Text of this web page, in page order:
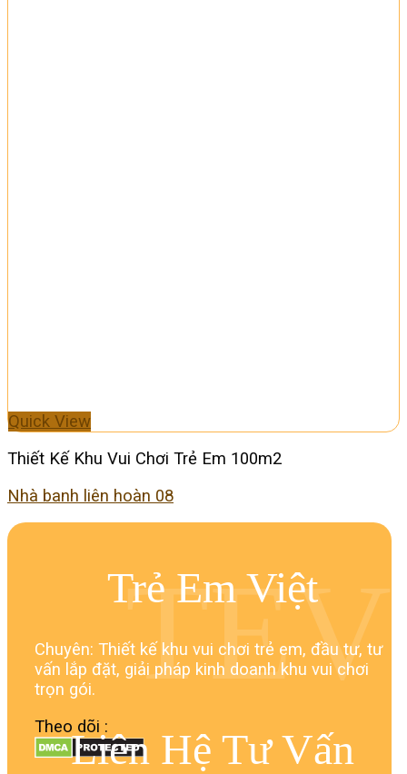
Quick View
Thiết Kế Khu Vui Chơi Trẻ Em 100m2
Nhà banh liên hoàn 08
Trẻ Em Việt
Chuyên: Thiết kế khu vui chơi trẻ em, đầu tư, tư
vấn lắp đặt, giải pháp kinh doanh khu vui chơi
trọn gói.
Theo dõi :
TEV
Liên Hệ Tư Vấn